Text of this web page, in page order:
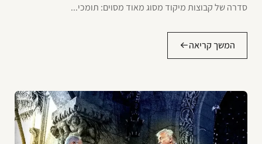
סדרה של קבוצות מיקוד מסוג מאוד מסוים: תומכי...
המשך קריאה